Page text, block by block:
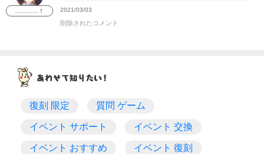
…………！ 2021/03/03
削除されたコメント
復刻 限定 質問 ゲーム
イベント サポート イベント 交換
イベント おすすめ イベント 復刻